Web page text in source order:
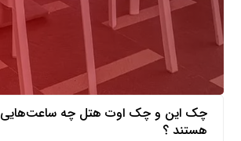
چک این و چک اوت هتل چه ساعت‌هایی
هستند ؟